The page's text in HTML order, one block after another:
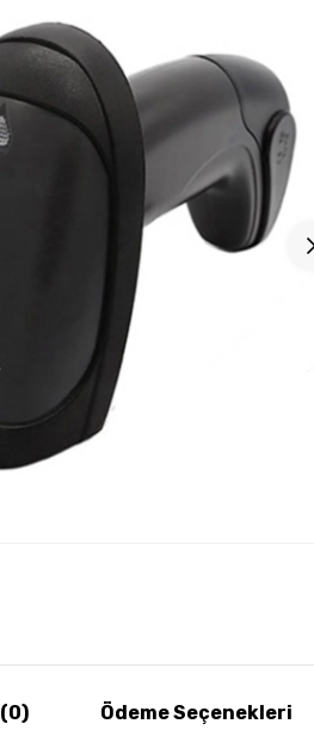
(0) Ödeme Seçenekleri